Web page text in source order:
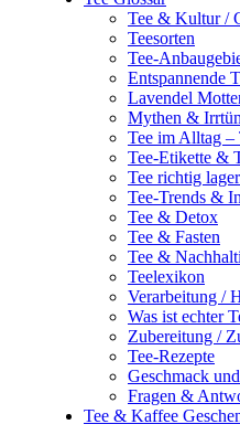
Tee & Kultur /
Teesorten
Tee-
Entspannende
Lavendel
Mythen &
Tee im Alltag –
Tee-Etikette &
Tee richtig
Tee-Trends &
Tee & Detox
Tee & Fasten
Tee &
Teelexikon
Verarbeitung /
Was ist echter
Zubereitung /
Tee-Rezepte
Geschmack
Fragen &
Tee & Kaffee